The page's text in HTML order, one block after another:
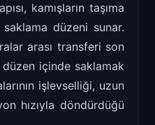
kamışların taşıma
düzeni sunar.
arası transferi son
içinde saklamak
işlevselliği, uzun
hızıyla döndürdüğü